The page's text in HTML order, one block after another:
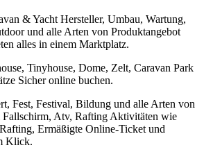
& Yacht Hersteller, Umbau, Wartung,
und alle Arten von Produktangebot
alles in einem Marktplatz.
Tinyhouse, Dome, Zelt, Caravan Park
Sicher online buchen.
Fest, Festival, Bildung und alle Arten von
Fallschirm, Atv, Rafting Aktivitäten wie
Ermäßigte Online-Ticket und
Klick.